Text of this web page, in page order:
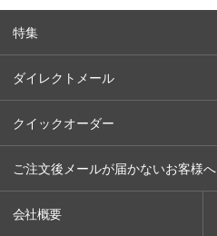
特集
ダイレクトメール
クイックオーダー
ご注文後メールが届かないお客様へ
会社概要